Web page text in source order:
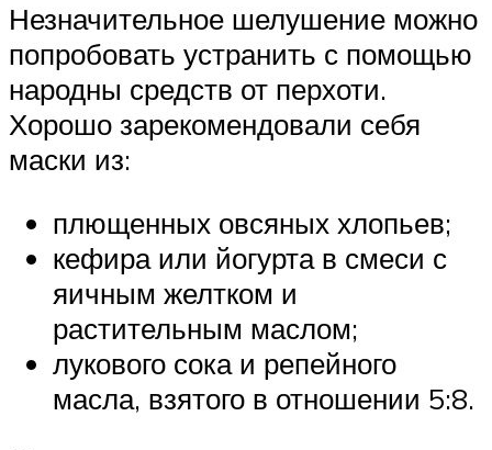
Незначительное шелушение можно
попробовать устранить с помощью
народны средств от перхоти.
Хорошо зарекомендовали себя
маски из:
плющенных овсяных хлопьев;
кефира или йогурта в смеси с
яичным желтком и
растительным маслом;
лукового сока и репейного
масла, взятого в отношении 5:8.